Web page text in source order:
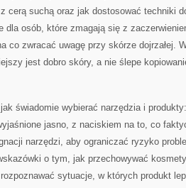
cerą suchą oraz jak dostosować techniki
dla osób, które zmagają się z
co zwracać uwagę przy skórze dojrzałej.
jest dobro skóry, a nie ślepe
świadomie wybierać narzędzia i
jasno, z naciskiem na to, co
narzędzi, aby ograniczać ryzyko
o tym, jak przechowywać
sytuacje, w których produkt